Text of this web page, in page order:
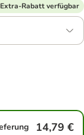
Rabatt verfügbar
14,79 €